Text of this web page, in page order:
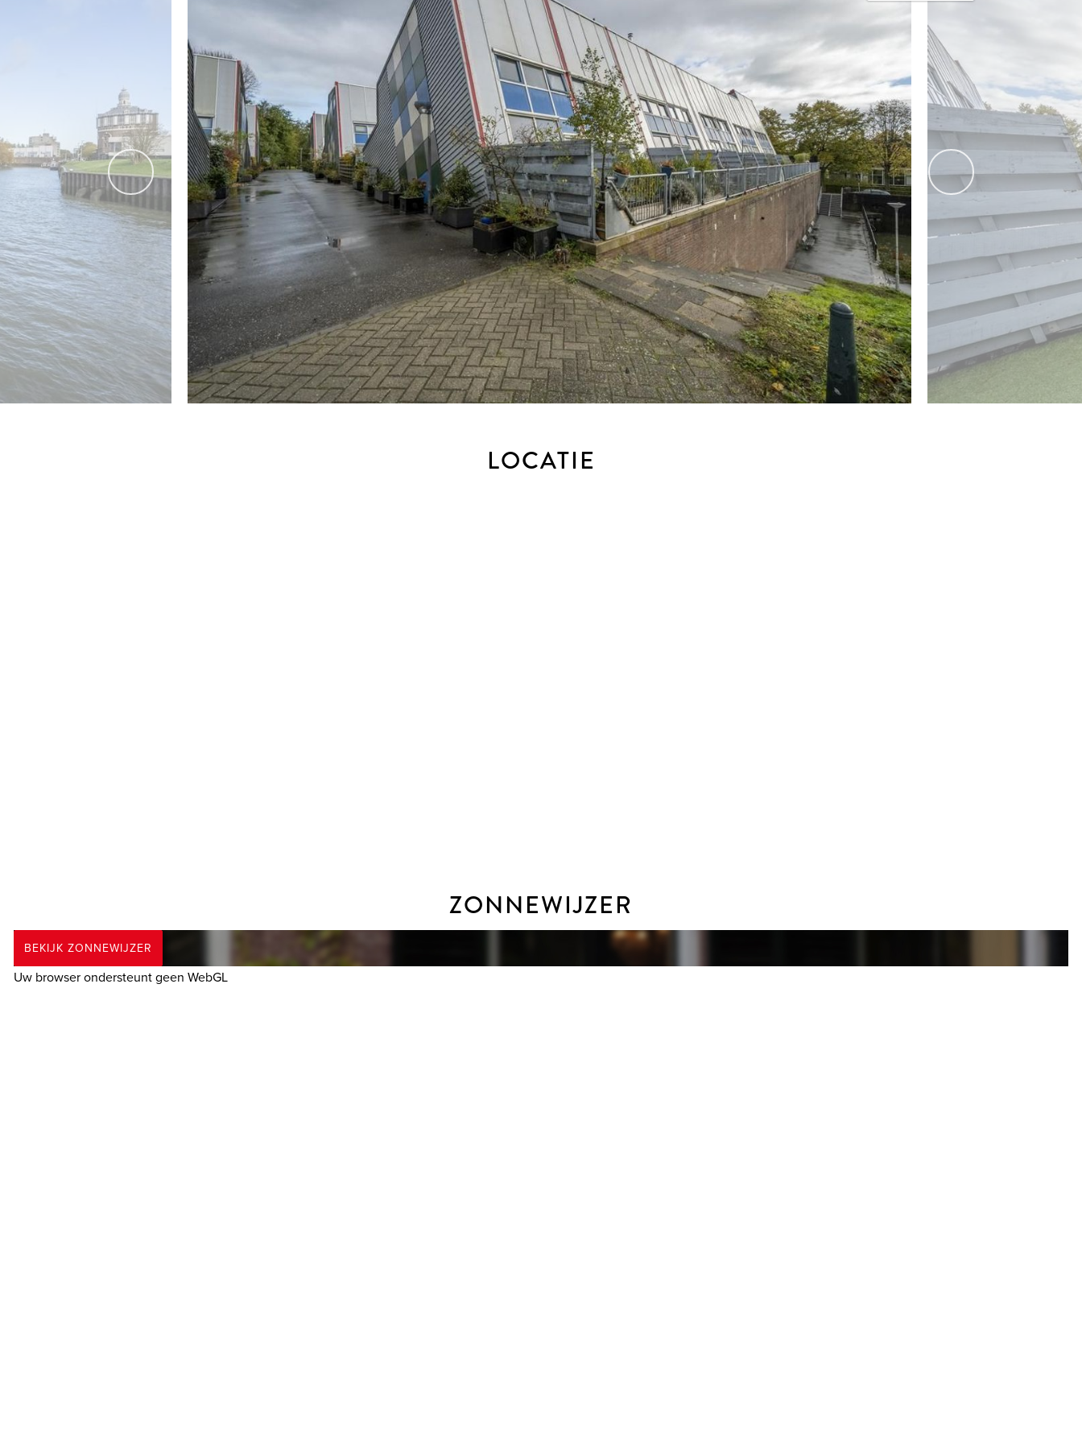
De moderne badkamer is voorzien van een douche met fijne regenkop, wastafelmeubel met handige spiegelkast, designradiator, wasmachine aansluiting en mechanische ventilatie.
Het geheel is afgewerkt met een zwarte vloer- en witte wandtegel.
Aan de voorzijde van de woning is een berging gesitueerd welke vanuit de voortuin bereikbaar is. De berging biedt ruimte voor bijvoorbeeld het stallen van de fietsen en
(tuin)gereedschap.
Formeel is deze woning een appartementsrecht. Door de aard van de woning hebben wij het echter aangemeld als een ‘gewoon’ woonhuis. Er is sprake van een Vereniging van
Eigenaren die zorgt voor het gemeenschappelijke onderhoud.
Daarnaast is er een gemeenschappelijke opstalverzekering aanwezig. Per maand is daarvoor een bijdrage van € 52,- aan de Vereniging van Eigenaren verschuldigd.
De woning is gelegen op erfpachtgrond waarvoor maandelijks € 140,- canon verschuldigd is. Deze canon is fiscaal aftrekbaar en wordt jaarlijks per 1 april aangepast. De erfpacht
loopt tot 31 maart 2059.
---------- AFMETINGEN ---------
Bekijk voor de afmetingen bijgevoegde plattegronden.
Wij behartigen de belangen van de verkopende partij. Ons advies bij het kopen van uw nieuwe woning is dan ook om uw eigen NVM-aankoopmakelaar mee te nemen.
vorige volgende
LOCATIE
ZONNEWIJZER
BEKIJK ZONNEWIJZER
Uw browser ondersteunt geen WebGL